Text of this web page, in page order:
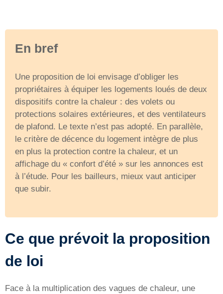
En bref
Une proposition de loi envisage d’obliger les
propriétaires à équiper les logements loués de deux
dispositifs contre la chaleur : des volets ou
protections solaires extérieures, et des ventilateurs
de plafond. Le texte n’est pas adopté. En parallèle,
le critère de décence du logement intègre de plus
en plus la protection contre la chaleur, et un
affichage du « confort d’été » sur les annonces est
à l’étude. Pour les bailleurs, mieux vaut anticiper
que subir.
Ce que prévoit la proposition
de loi
Face à la multiplication des vagues de chaleur, une